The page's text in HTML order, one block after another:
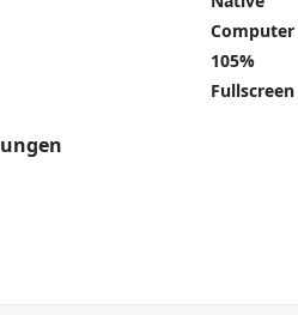
105%
Fullscreen